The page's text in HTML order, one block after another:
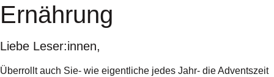
Ernährung
Liebe Leser:innen,
Überrollt auch Sie- wie eigentliche jedes Jahr- die Adventszeit